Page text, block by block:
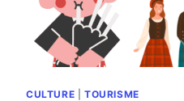
CULTURE TOURISME